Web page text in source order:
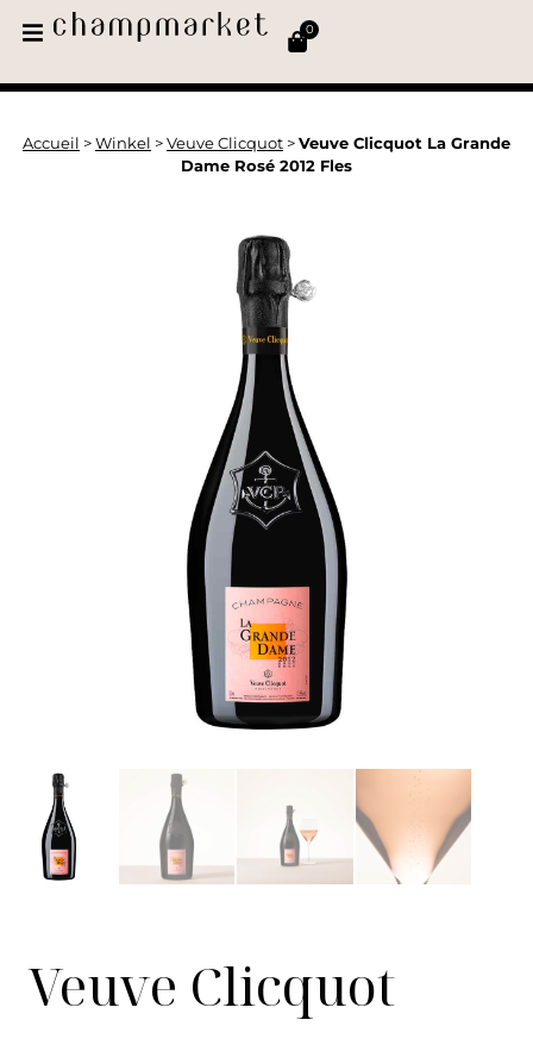
0
Accueil > Winkel > Veuve Clicquot > Veuve Clicquot La Grande
Dame Rosé 2012 Fles
Veuve Clicquot